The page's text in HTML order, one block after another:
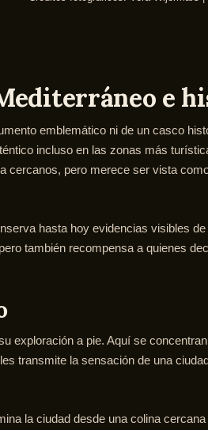
e
emblemático ni de un casco
incluso en las zonas más
pero merece ser vista
hasta hoy evidencias visibles
también recompensa a quienes
exploración a pie. Aquí se
transmite la sensación de una
la ciudad desde una colina